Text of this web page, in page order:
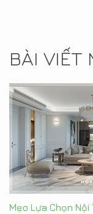
BÀI VIẾT
Mẹo Lựa Chọn Nội